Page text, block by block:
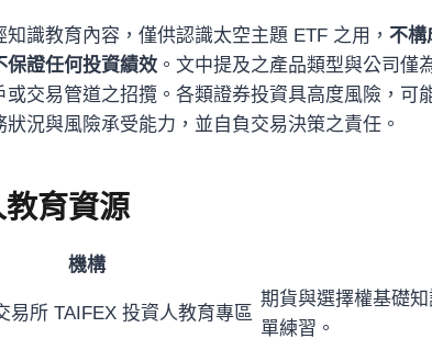
知識教育內容，僅供認識太空主題 ETF 之用， 不構
保證任何投資績效 。文中提及之產品類型與公司僅
或交易管道之招攬。各類證券投資具高度風險，可
狀況與風險承受能力，並自負交易決策之責任。
育資源
機構
易所 TAIFEX 投資人教育專區
期貨與選擇權基礎
單練習。